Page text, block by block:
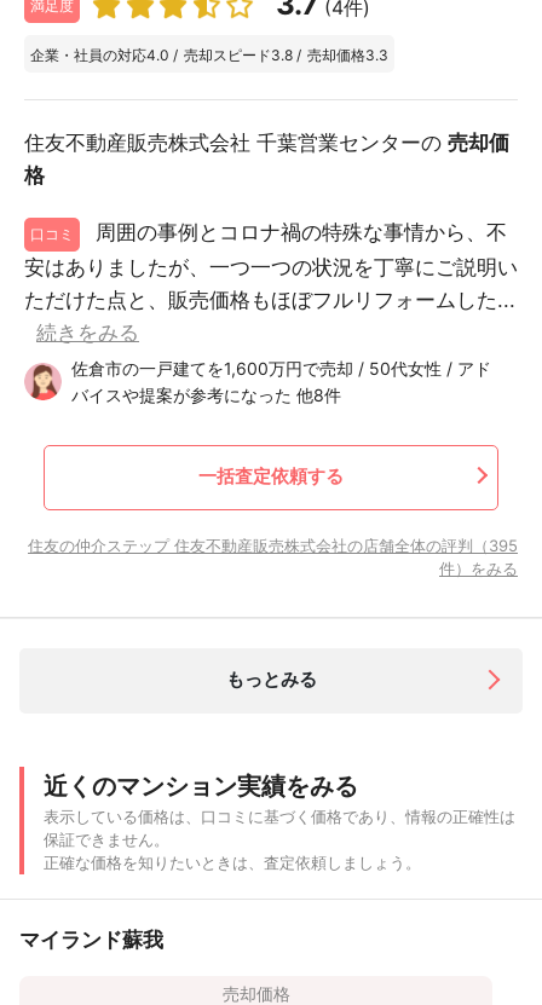
満足度 (4件)
企業・社員の対応4.0 / 売却スピード3.8 / 売却価格3.3
住友不動産販売株式会社 千葉営業センターの 売却価
格
口コミ
周囲の事例とコロナ禍の特殊な事情から、不
安はありましたが、一つ一つの状況を丁寧にご説明い
ただけた点と、販売価格もほぼフルリフォームした...
続きをみる
佐倉市の一戸建てを1,600万円で売却 / 50代女性 / アド
バイスや提案が参考になった 他8件
一括査定依頼する
住友の仲介ステップ 住友不動産販売株式会社の店舗全体の評判（395
件）をみる
もっとみる
近くのマンション実績をみる
表示している価格は、口コミに基づく価格であり、情報の正確性は
保証できません。
正確な価格を知りたいときは、査定依頼しましょう。
マイランド蘇我
売却価格